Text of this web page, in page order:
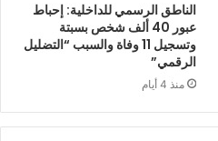
الناطق الرسمي للداخلية: إحباط
عبور 40 ألف شخص بسبتة
وتسجيل 11 وفاة والسبب “التضليل
الرقمي”
منذ 4 أيام